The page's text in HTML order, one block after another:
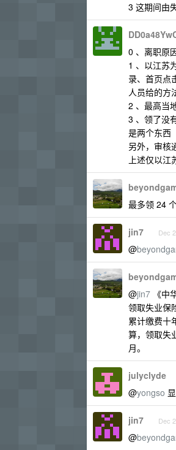
3 这期间由
0 、离职原
1 、以江苏
录、首页点
人员给的方
2 、最高当
3 、领了没
是两个东西
另外，审核
上述仅以
最多领 24
jin7 Dec
@
@jin7 《中
领取失业保
累计缴费十
算，领取失
月。
julyclyde
@yongso
jin7 Dec
@